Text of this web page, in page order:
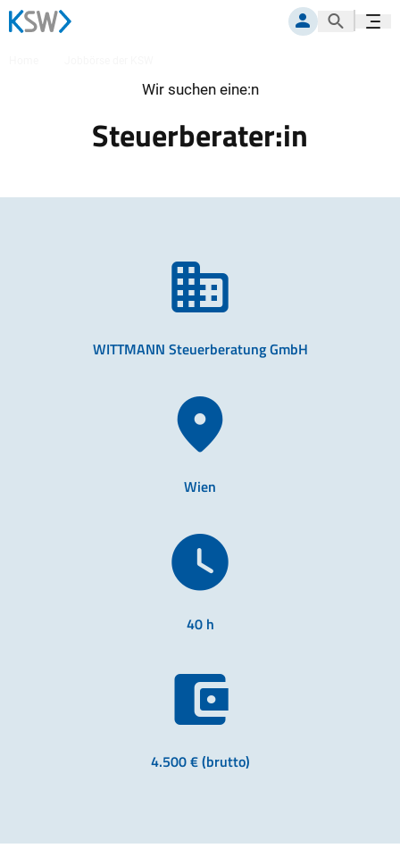
MITGLIEDERPORTAL
Suche
Wir suchen eine:n
Steuerberater:in
WITTMANN Steuerberatung GmbH
Wien
40 h
4.500 € (brutto)